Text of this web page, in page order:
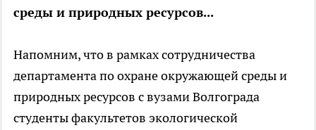
среды и природных ресурсов...
Напомним, что в рамках сотрудничества
департамента по охране окружающей среды и
природных ресурсов с вузами Волгограда
студенты факультетов экологической